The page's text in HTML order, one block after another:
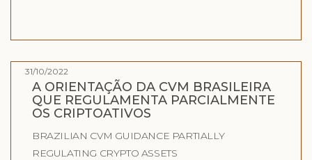
31/10/2022
A ORIENTAÇÃO DA CVM BRASILEIRA
QUE REGULAMENTA PARCIALMENTE
OS CRIPTOATIVOS
BRAZILIAN CVM GUIDANCE PARTIALLY
REGULATING CRYPTO ASSETS